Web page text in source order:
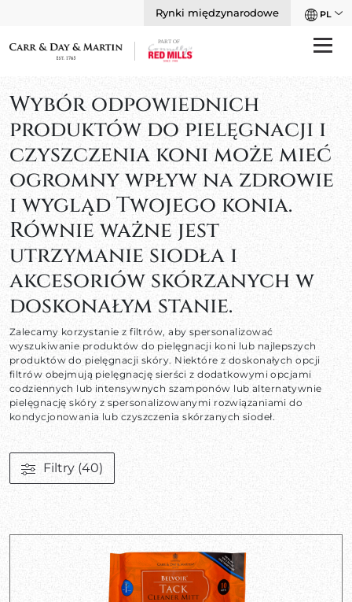
Rynki międzynarodowe PL
Wybór odpowiednich
produktów do pielęgnacji i
czyszczenia koni może mieć
ogromny wpływ na zdrowie
i wygląd Twojego konia.
Równie ważne jest
utrzymanie siodła i
akcesoriów skórzanych w
doskonałym stanie.
Zalecamy korzystanie z filtrów, aby spersonalizować
wyszukiwanie produktów do pielęgnacji koni lub najlepszych
produktów do pielęgnacji skóry. Niektóre z doskonałych opcji
filtrów obejmują pielęgnację sierści z dodatkowymi opcjami
codziennych lub intensywnych szamponów lub alternatywnie
pielęgnację skóry z spersonalizowanymi rozwiązaniami do
kondycjonowania lub czyszczenia skórzanych siodeł.
Filtry (40)